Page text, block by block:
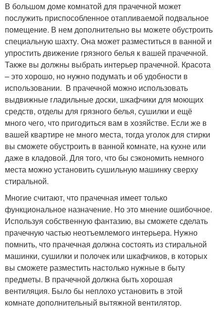
В большом доме комнатой для прачечной может
послужить приспособленное отапливаемой подвальное
помещение. В нем дополнительно вы можете обустроить
специальную шахту. Она может разместиться в ванной и
упростить движение грязного белья к вашей прачечной.
Также вы должны выбрать интерьер прачечной. Красота
– это хорошо, но нужно подумать и об удобности в
использовании. В прачечной можно использовать
выдвижные гладильные доски, шкафчики для моющих
средств, отделы для грязного белья, сушилки и ещё
много чего, что пригодиться вам в хозяйстве. Если же в
вашей квартире не много места, тогда уголок для стирки
вы сможете обустроить в ванной комнате, на кухне или
даже в кладовой. Для того, что бы сэкономить немного
места можно установить сушильную машинку сверху
стиральной.
Многие считают, что прачечная имеет только
функциональное назначение. Но это мнение ошибочное.
Используя собственную фантазию, вы сможете сделать
прачечную частью неотъемлемого интерьера. Нужно
помнить, что прачечная должна состоять из стиральной
машинки, сушилки и полочек или шкафчиков, в которых
вы сможете разместить настолько нужные в быту
предметы. В прачечной должна быть хорошая
вентиляция. Было бы неплохо установить в этой
комнате дополнительный вытяжной вентилятор.